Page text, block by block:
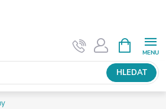
HLEDAT
NÁKUPNÍ
KOŠÍK